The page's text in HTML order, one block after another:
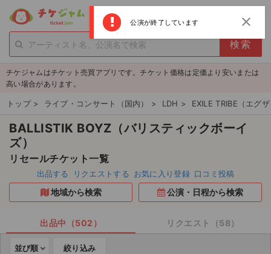
menu
person_add 新規会員登録
チケットを探す
新着チケット
値下げしたチケット
都道府県からチケットを探す
もうすぐ開催のチケット
チケジャムはチケット売買アプリです。チケット価格は定価より安いまたは
高い場合があります。
トップ > ライブ・コンサート（国内） > LDH > EXILE TRIBE（エグ
公演が終了しています close
BALLISTIK BOYZ（バリスティックボーイ
ズ）
リセールチケット一覧
出品する リクエストする お気に入り登録 口コミ投稿
地域から検索 公演・日程から検索
出品中（502） リクエスト（58）
並び順 絞り込み